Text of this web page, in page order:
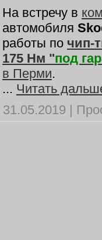
На встречу в
автомобиля
работы по чип-
175 Нм "под
в Перми.
... Читать
31.05.2019 |